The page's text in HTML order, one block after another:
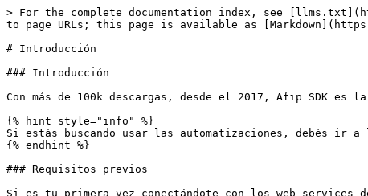
> For the complete documentation index, see
to page URLs; this page is available as
# Introducción
### Introducción
Con más de 100k descargas, desde el 2017, Afip SDK
{% hint style="info" %}
Si estás buscando usar las automatizaciones, debés ir
{% endhint %}
### Requisitos previos
Si es tu primera vez conectándote con los web services